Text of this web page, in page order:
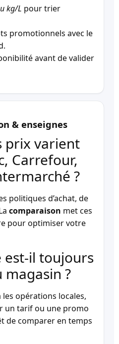
kg/L pour trier
promotionnels avec le
avant de valider
& enseignes
prix varient
Carrefour,
?
politiques d’achat, de
comparaison met ces
pour optimiser votre
est-il toujours
?
opérations locales,
un tarif ou une promo
de comparer en temps